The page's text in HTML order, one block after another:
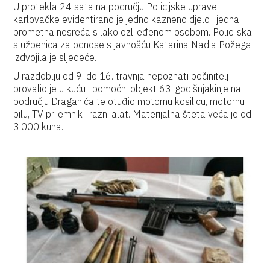
U protekla 24 sata na području Policijske uprave
karlovačke evidentirano je jedno kazneno djelo i jedna
prometna nesreća s lako ozlijeđenom osobom. Policijska
službenica za odnose s javnošću Katarina Nadia Požega
izdvojila je sljedeće.
U razdoblju od 9. do 16. travnja nepoznati počinitelj
provalio je u kuću i pomoćni objekt 63-godišnjakinje na
području Draganića te otuđio motornu kosilicu, motornu
pilu, TV prijemnik i razni alat. Materijalna šteta veća je od
3.000 kuna.